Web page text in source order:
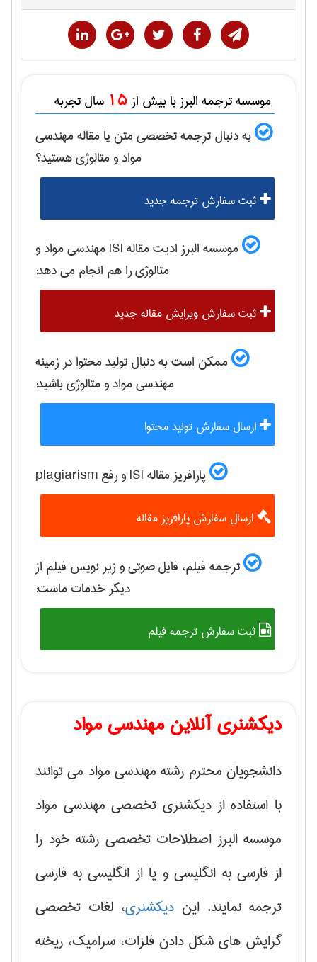
موسسه ترجمه البرز با بیش از 15 سال تجربه
به دنبال ترجمه تخصصی متن یا مقالهمهندسی
مواد و متالوژیهستید؟
ثبت سفارش ترجمه جدید
موسسه البرز ادیت مقاله ISI
مهندسی مواد و
متالوژیرا هم انجام می دهد:
ثبت سفارش ویرایش مقاله جدید
ممکن است به دنبال تولید محتوا در زمینه
مهندسی مواد و متالوژیباشید:
ارسال سفارش تولید محتوا
پارافریز مقاله ISI و رفع plagiarism
ارسال سفارش پارافریز مقاله
ترجمه فیلم، فایل صوتی و زیر نویس فیلم از
دیگر خدمات ماست:
ثبت سفارش ترجمه فیلم
دیکشنری آنلاین مهندسی مواد
دانشجویان محترم رشته مهندسی مواد می توانند
با استفاده از دیکشنری تخصصی مهندسی مواد
موسسه البرز اصطلاحات تخصصی رشته خود را
از فارسی به انگلیسی و یا از انگلیسی به فارسی
ترجمه نمایند. این دیکشنری، لغات تخصصی
گرایش های شکل دادن فلزات، سرامیک، ریخته